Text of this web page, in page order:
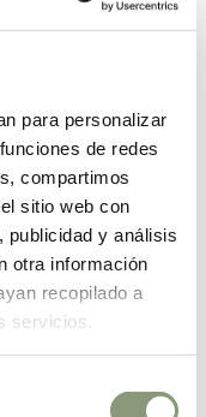
para personalizar
de redes
compartimos
sitio web con
publicidad y análisis
otra información
recopilado a
servicios.
i
la
en
te al
avui